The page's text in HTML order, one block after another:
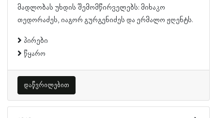
მადლობას უხდის შემომწირველებს: მიხაკო
თედორაძეს, იაგორ გურგენიძეს და ერმალო ჟღენტს.
პირები
წყარო
დაწვრილებით